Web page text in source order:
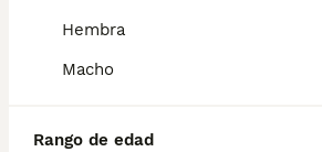
Hembra
Macho
Rango de edad
tuviera el tamaño proporcional
tenis, como mínimo. El mau